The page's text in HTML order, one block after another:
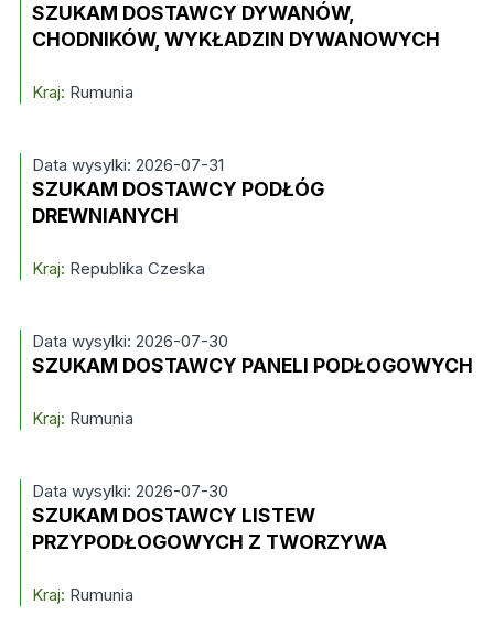
SZUKAM DOSTAWCY DYWANÓW,
CHODNIKÓW, WYKŁADZIN DYWANOWYCH
Kraj: Rumunia
Data wysylki: 2026-07-31
SZUKAM DOSTAWCY PODŁÓG
DREWNIANYCH
Kraj: Republika Czeska
Data wysylki: 2026-07-30
SZUKAM DOSTAWCY PANELI PODŁOGOWYCH
Kraj: Rumunia
Data wysylki: 2026-07-30
SZUKAM DOSTAWCY LISTEW
PRZYPODŁOGOWYCH Z TWORZYWA
Kraj: Rumunia